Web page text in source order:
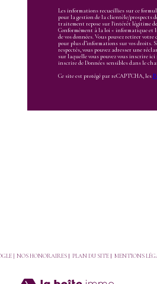
Les informations recueillies sur ce
pour la gestion de la clientèle/prospects
traitement repose sur l'intérêt légitime de
Conformément à la loi « informatique et
de vos données. Vous pouvez retirer
pour plus d’informations sur vos droits.
respectés, vous pouvez adresser une
sur laquelle vous pouvez vous inscrire ici :
inscrire de Données sensibles dans le
Ce site est protégé par reCAPTCHA, les
| NOS HONORAIRES PLAN DU SITE MENTIONS